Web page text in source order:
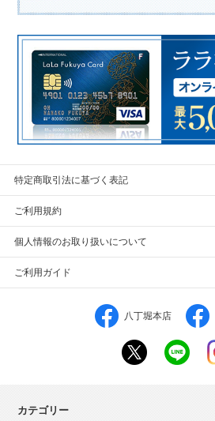
特定商取引法に基づく表記
ご利用規約
個人情報のお取り扱いについて
ご利用ガイド
八丁堀本店
カテゴリー